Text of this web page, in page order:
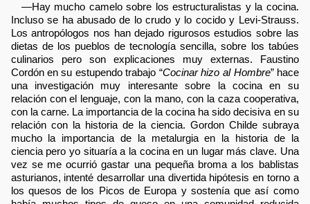
—Hay mucho camelo sobre los estructuralistas y la cocina.
Incluso se ha abusado de lo crudo y lo cocido y Levi-Strauss.
Los antropólogos nos han dejado rigurosos estudios sobre las
dietas de los pueblos de tecnología sencilla, sobre los tabúes
culinarios pero son explicaciones muy externas. Faustino
Cordón en su estupendo trabajo “Cocinar hizo al Hombre” hace
una investigación muy interesante sobre la cocina en su
relación con el lenguaje, con la mano, con la caza cooperativa,
con la carne. La importancia de la cocina ha sido decisiva en su
relación con la historia de la ciencia. Gordon Childe subraya
mucho la importancia de la metalurgia en la historia de la
ciencia pero yo situaría a la cocina en un lugar más clave. Una
vez se me ocurrió gastar una pequeña broma a los bablistas
asturianos, intenté desarrollar una divertida hipótesis en torno a
los quesos de los Picos de Europa y sostenía que así como